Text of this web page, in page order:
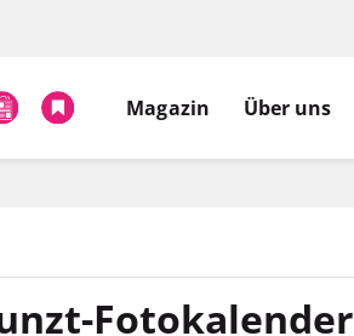
Magazin Über uns
Fotokalender